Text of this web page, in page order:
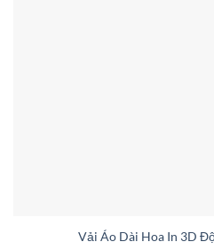
Vải Áo Dài Hoa In 3D